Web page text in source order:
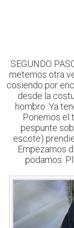
SEGUNDO
metemos otra
cosiendo por
desde la
hombro. Ya
Ponemos el
pespunte
escote)
Empezamos
podamos.